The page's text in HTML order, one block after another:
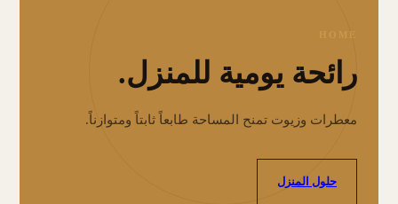
HOME
رائحة يومية للمنزل.
معطرات وزيوت تمنح المساحة طابعاً ثابتاً ومتوازناً.
حلول المنزل